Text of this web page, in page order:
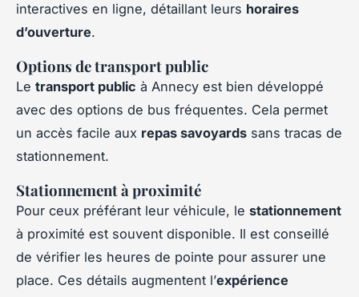
interactives en ligne, détaillant leurs horaires
d’ouverture.
Options de transport public
Le transport public à Annecy est bien développé
avec des options de bus fréquentes. Cela permet
un accès facile aux repas savoyards sans tracas de
stationnement.
Stationnement à proximité
Pour ceux préférant leur véhicule, le stationnement
à proximité est souvent disponible. Il est conseillé
de vérifier les heures de pointe pour assurer une
place. Ces détails augmentent l’expérience